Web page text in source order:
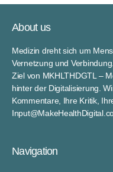
About us
Medizin dreht sich um
Vernetzung und
Ziel von MKHLTHDGTL –
hinter der Digitalisierung.
Kommentare, Ihre Kritik,
Navigation